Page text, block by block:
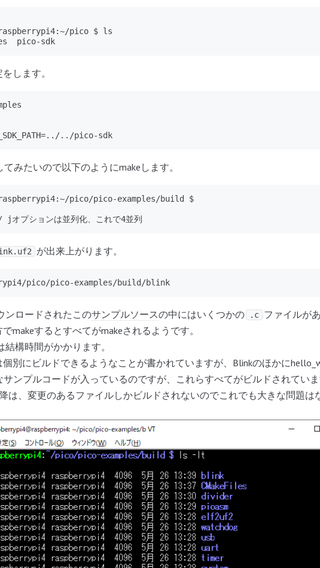
pico $ ls
pico-sdk
します。
../pico-sdk
みたいので以下のようにmakeします。
pico/pico-examples/build $
プションは並列化、これで4並列
が出来上がります。
pico/pico-examples/build/blink
ンロードされたこのサンプルソースの中にはいくつかの .c ファイルが
makeするとすべてがmakeされるようです。
結構時間がかかります。
別にビルドできるようなことが書かれていますが、Blinkのほかに
ンプルコードが入っているのですが、これらすべてがビルドされていま
は、変更のあるファイルしかビルドされないのでこれでも大きな問題は